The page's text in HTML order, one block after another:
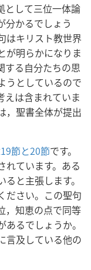
として三位一体論
分かるでしょう
はキリスト教世界
が明らかになりま
する自分たちの思
うとしているので
えは含まれていま
，聖書全体が提出
節と20節です。
れています。ある
と主張します。
ださい。この聖句
，知恵の点で同等
るでしょうか。
言及している他の